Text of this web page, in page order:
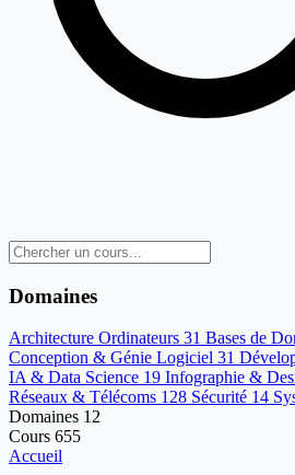
Domaines
Architecture Ordinateurs 31 Bases de
Conception & Génie Logiciel 31
IA & Data Science 19 Infographie &
Réseaux & Télécoms 128 Sécurité 14
Domaines 12
Cours 655
Accueil